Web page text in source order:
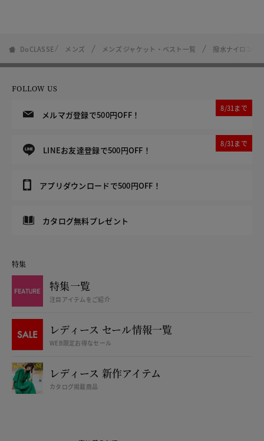
DoCLASSE メンズ メンズ ジャケット・ベスト一覧 撥水ナイロンフ
FOLLOW US
メルマガ登録で500円OFF！
8/31まで
LINEお友達登録で500円OFF！
8/31まで
アプリダウンロードで500円OFF！
カタログ無料プレゼント
特集
特集一覧
注目アイテムをご紹介
レディース セール情報一覧
WEB限定お得なセール
レディース 新作アイテム
カタログ掲載商品